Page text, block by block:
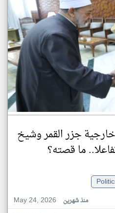
جزر القمر وشيخ
ما قصته؟
May 24, 2026
منذ شهرين